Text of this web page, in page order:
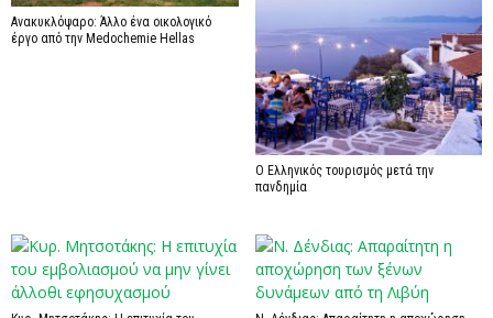
Ανακυκλόψαρο: Άλλο ένα οικολογικό
έργο από την Medochemie Hellas
Ο Ελληνικός τουρισμός μετά την
πανδημία